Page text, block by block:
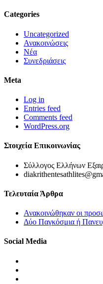
Categories
Uncategorized
Ανακοινώσεις
Νέα
Συνεδριάσεις
Meta
Log in
Entries feed
Comments feed
WordPress.org
Στοιχεία Επικοινωνίας
Σύλλογος Ελλήνων
Τελευταία Άρθρα
Ανακοινώθηκαν οι
Δύο Παγκόσμια ή
Social Media